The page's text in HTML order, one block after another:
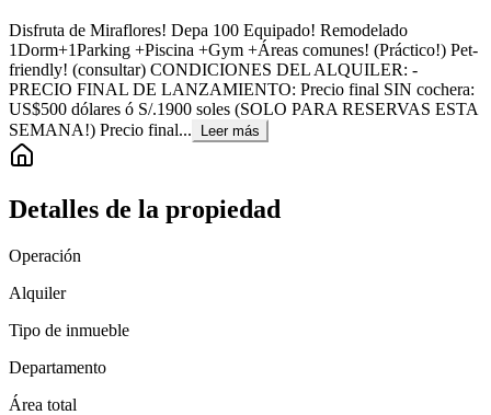
Disfruta de Miraflores! Depa 100 Equipado! Remodelado
1Dorm+1Parking +Piscina +Gym +Áreas comunes! (Práctico!) Pet-
friendly! (consultar) CONDICIONES DEL ALQUILER: -
PRECIO FINAL DE LANZAMIENTO: Precio final SIN cochera:
US$500 dólares ó S/.1900 soles (SOLO PARA RESERVAS ESTA
SEMANA!) Precio final...
Leer más
Detalles de la propiedad
Operación
Alquiler
Tipo de inmueble
Departamento
Área total